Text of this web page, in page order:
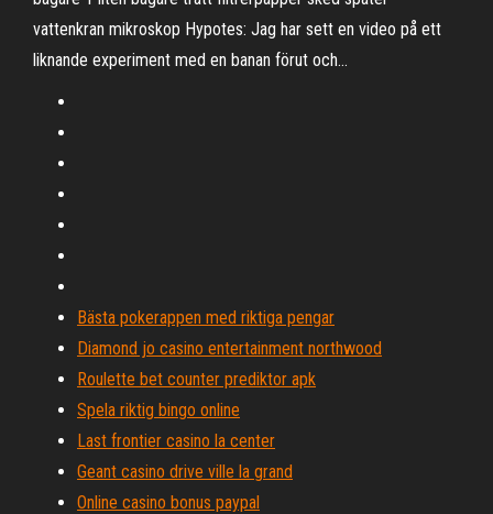
vattenkran mikroskop Hypotes: Jag har sett en video på ett
liknande experiment med en banan förut och…
Bästa pokerappen med riktiga pengar
Diamond jo casino entertainment northwood
Roulette bet counter prediktor apk
Spela riktig bingo online
Last frontier casino la center
Geant casino drive ville la grand
Online casino bonus paypal